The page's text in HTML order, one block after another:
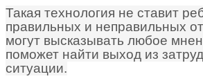
Такая технология не ставит
правильных и неправильных
могут высказывать любое
поможет найти выход из
ситуации.